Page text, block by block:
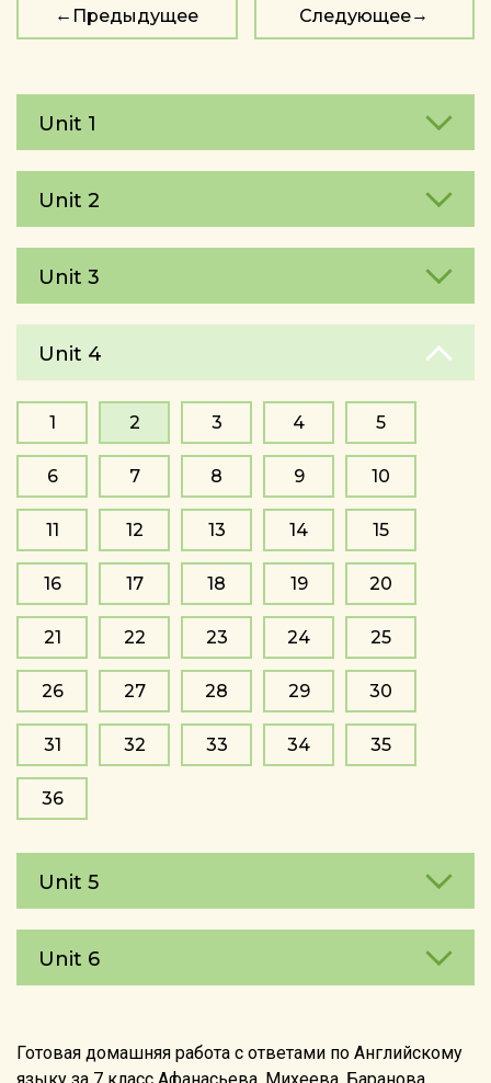
Предыдущее Следующее
Unit 1
Unit 2
Unit 3
Unit 4
1 2 3 4 5
6 7 8 9 10
11 12 13 14 15
16 17 18 19 20
21 22 23 24 25
26 27 28 29 30
31 32 33 34 35
36
Unit 5
Unit 6
Готовая домашняя работа с ответами по Английскому
языку за 7 класс Афанасьева, Михеева, Баранова